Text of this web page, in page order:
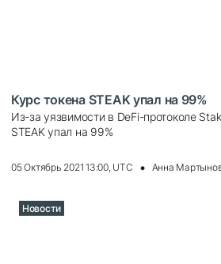
Курс токена STEAK упал на 99%
Из-за уязвимости в DeFi-протоколе
STEAK упал на 99%
05 Октябрь 2021 13:00, UTC Анна
Новости